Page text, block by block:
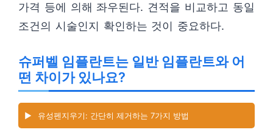
가격 등에 의해 좌우된다. 견적을 비교하고 동일
조건의 시술인지 확인하는 것이 중요하다.
슈퍼벨 임플란트는 일반 임플란트와 어
떤 차이가 있나요?
▶️ 유성펜지우기: 간단히 제거하는 7가지 방법